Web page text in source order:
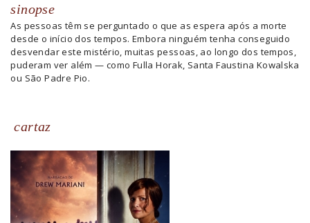
sinopse
As pessoas têm se perguntado o que as espera após a morte
desde o início dos tempos. Embora ninguém tenha conseguido
desvendar este mistério, muitas pessoas, ao longo dos tempos,
puderam ver além — como Fulla Horak, Santa Faustina Kowalska
ou São Padre Pio.
cartaz